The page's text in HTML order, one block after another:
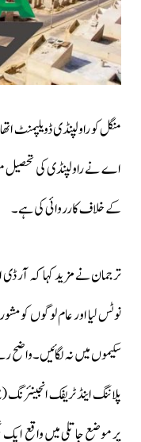
اے نے راولپنڈی کی تحصیل
کے خلاف کارروائی کی ہے۔
ترجمان نے مزید کہا کہ آر
نوٹس لیا اور عام لوگوں کو
پر موضع جاتلی میں واقع ایک